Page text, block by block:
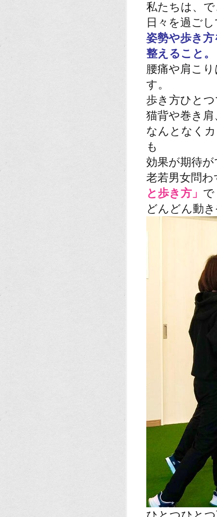
私たちは、
日々を過ご
姿勢や歩き
整えること。
腰痛や肩こ
す。
歩き方ひと
猫背や巻き
なんとなく
も
効果が期待
老若男女問
と歩き方」 で
どんどん動